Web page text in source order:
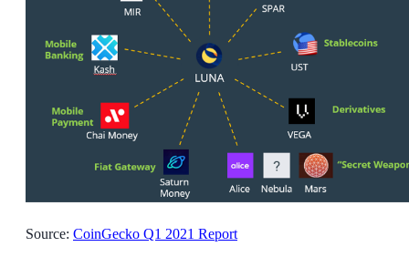
Source: CoinGecko Q1 2021 Report